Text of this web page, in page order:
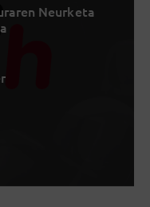
Neurketa